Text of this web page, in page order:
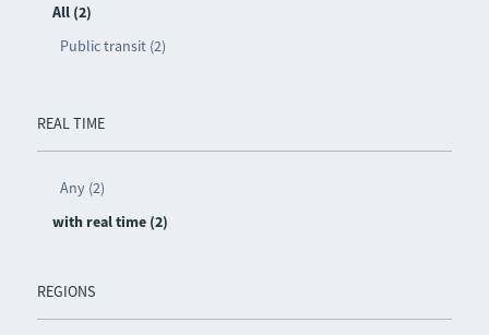
All (2)
Public transit (2)
REAL TIME
Any (2)
with real time (2)
REGIONS